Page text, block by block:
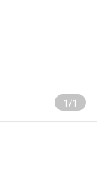
1/1